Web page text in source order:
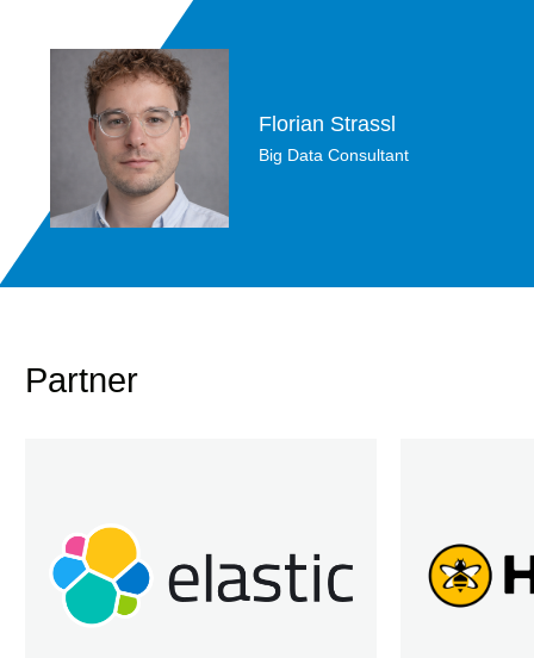
Florian Strassl
Big Data Consultant
Partner